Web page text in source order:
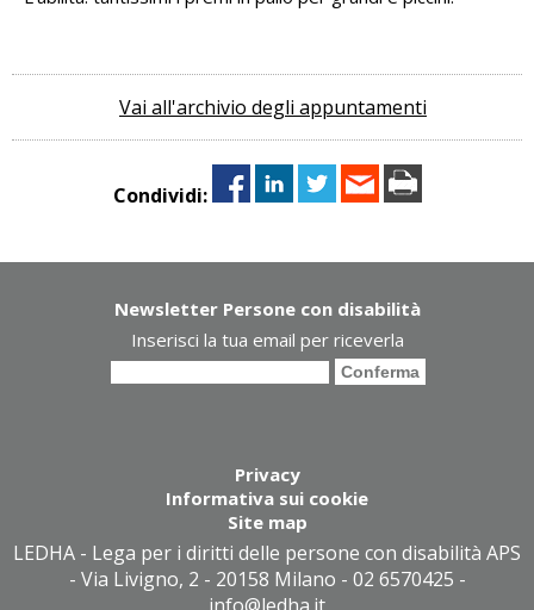
Vai all'archivio degli appuntamenti
Condividi:
Newsletter Persone con disabilità
Inserisci la tua email per riceverla
Privacy
Informativa sui cookie
Site map
LEDHA - Lega per i diritti delle persone con disabilità APS
- Via Livigno, 2 - 20158 Milano - 02 6570425 -